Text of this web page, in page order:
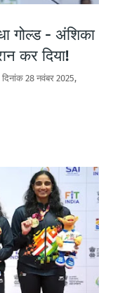
गोल्ड - अंशिका
कर दिया!
28 नवंबर 2025,